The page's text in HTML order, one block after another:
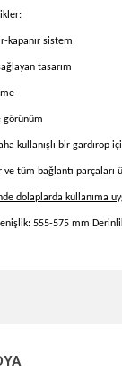
kapanır sistem
tasarım
görünüm
kullanışlı bir gardırop
ve tüm bağlantı
dolaplarda kullanıma
555-575 mm
eksik